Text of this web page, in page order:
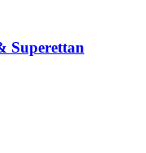
Superettan